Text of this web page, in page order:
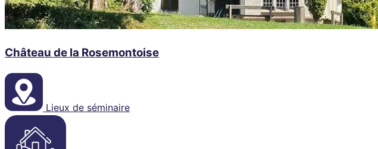
Château de la Rosemontoise
Lieux de séminaire